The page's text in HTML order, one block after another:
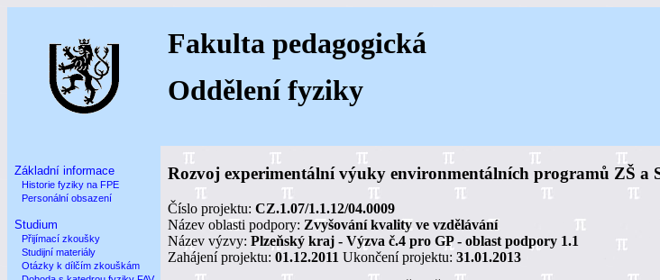
Fakulta pedagogická
Oddělení fyziky
Základní informace
Historie fyziky na FPE
Personální obsazení
Studium
Přijímací zkoušky
Studijní materiály
Otázky k dílčím zkouškám
Rozvoj experimentální výuky environmentálních programů ZŠ a
Číslo projektu: CZ.1.07/1.1.12/04.0009
Název oblasti podpory: Zvyšování kvality ve vzdělávání
Název výzvy: Plzeňský kraj - Výzva č.4 pro GP - oblast podpory 1.1
Zahájení projektu: 01.12.2011 Ukončení projektu: 31.01.2013